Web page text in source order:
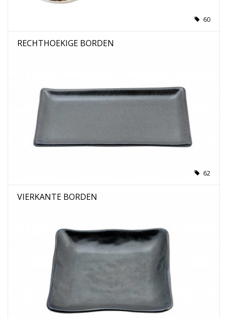
60
RECHTHOEKIGE BORDEN
62
VIERKANTE BORDEN